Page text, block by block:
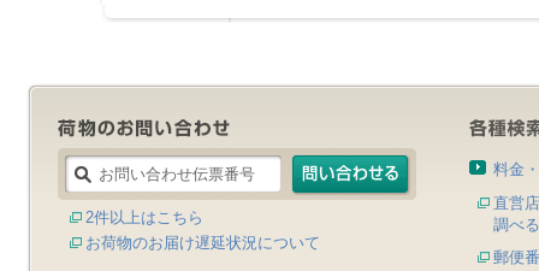
2件以上はこちら
お荷物のお届け遅延状況について
料金
直営
調べる
郵便